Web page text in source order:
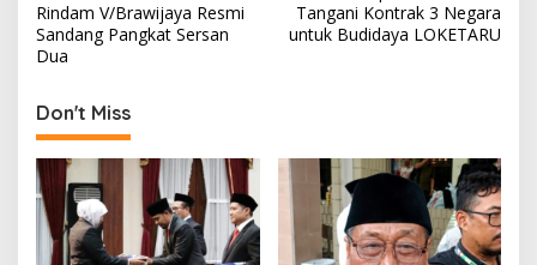
o
s
t
n
a
v
i
g
Rindam V/Brawijaya Resmi
Sandang Pangkat Sersan
Dua
Tangani Kontrak 3 Negara
untuk Budidaya LOKETARU
Don't Miss